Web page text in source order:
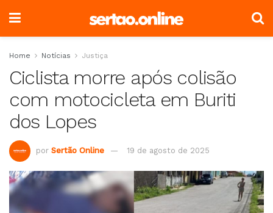
Home Notícias Justiça
Ciclista morre após colisão
com motocicleta em Buriti
dos Lopes
por Sertão Online 19 de agosto de 2025